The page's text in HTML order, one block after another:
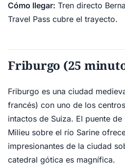
Cómo llegar: Tren directo
Travel Pass cubre el trayecto.
Friburgo (25
Friburgo es una ciudad
francés) con uno de los
intactos de Suiza. El puente
Milieu sobre el río Sarine
impresionantes de la ciudad
catedral gótica es magnífica.